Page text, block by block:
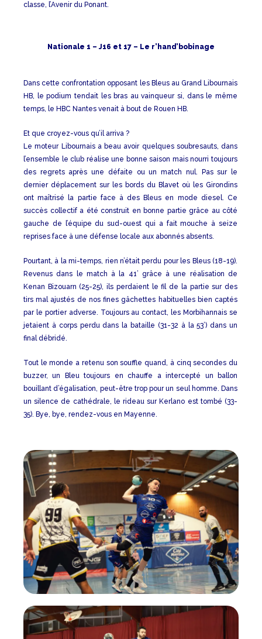
classe, l’Avenir du Ponant.
Nationale 1 – J16 et 17 – Le r’hand’bobinage
Dans cette confrontation opposant les Bleus au Grand Libournais
HB, le podium tendait les bras au vainqueur si, dans le même
temps, le HBC Nantes venait à bout de Rouen HB.
Et que croyez-vous qu’il arriva ?
Le moteur Libournais a beau avoir quelques soubresauts, dans
l’ensemble le club réalise une bonne saison mais nourri toujours
des regrets après une défaite ou un match nul. Pas sur le
dernier déplacement sur les bords du Blavet où les Girondins
ont maîtrisé la partie face à des Bleus en mode diesel. Ce
succès collectif a été construit en bonne partie grâce au côté
gauche de l’équipe du sud-ouest qui a fait mouche à seize
reprises face à une défense locale aux abonnés absents.
Pourtant, à la mi-temps, rien n’était perdu pour les Bleus (18-19).
Revenus dans le match à la 41’ grâce à une réalisation de
Kenan Bizouarn (25-25), ils perdaient le fil de la partie sur des
tirs mal ajustés de nos fines gâchettes habituelles bien captés
par le portier adverse. Toujours au contact, les Morbihannais se
jetaient à corps perdu dans la bataille (31-32 à la 53’) dans un
final débridé.
Tout le monde a retenu son souffle quand, à cinq secondes du
buzzer, un Bleu toujours en chauffe a intercepté un ballon
bouillant d’égalisation, peut-être trop pour un seul homme. Dans
un silence de cathédrale, le rideau sur Kerlano est tombé (33-
35). Bye, bye, rendez-vous en Mayenne.